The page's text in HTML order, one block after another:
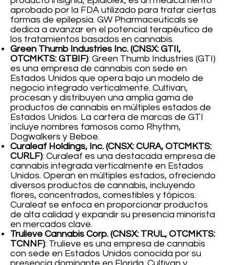
aprobado por la FDA utilizado para tratar ciertas
formas de epilepsia. GW Pharmaceuticals se
dedica a avanzar en el potencial terapéutico de
los tratamientos basados en cannabis.
Green Thumb Industries Inc. (CNSX: GTII,
OTCMKTS: GTBIF): Green Thumb Industries (GTI)
es una empresa de cannabis con sede en
Estados Unidos que opera bajo un modelo de
negocio integrado verticalmente. Cultivan,
procesan y distribuyen una amplia gama de
productos de cannabis en múltiples estados de
Estados Unidos. La cartera de marcas de GTI
incluye nombres famosos como Rhythm,
Dogwalkers y Beboe.
Curaleaf Holdings, Inc. (CNSX: CURA, OTCMKTS:
CURLF): Curaleaf es una destacada empresa de
cannabis integrada verticalmente en Estados
Unidos. Operan en múltiples estados, ofreciendo
diversos productos de cannabis, incluyendo
flores, concentrados, comestibles y tópicos.
Curaleaf se enfoca en proporcionar productos
de alta calidad y expandir su presencia minorista
en mercados clave.
Trulieve Cannabis Corp. (CNSX: TRUL, OTCMKTS:
TCNNF): Trulieve es una empresa de cannabis
con sede en Estados Unidos conocida por su